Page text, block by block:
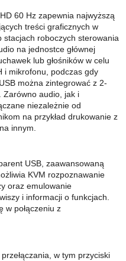
60 Hz zapewnia najwyższą
treści graficznych w
stacjach roboczych sterowania
na jednostce głównej
lub głośników w celu
i mikrofonu, podczas gdy
można zintegrować z 2-
Zarówno audio, jak i
niezależnie od
na przykład drukowanie z
innym.
USB, zaawansowaną
KVM rozpoznawanie
oraz emulowanie
i informacji o funkcjach.
w połączeniu z
w tym przyciski